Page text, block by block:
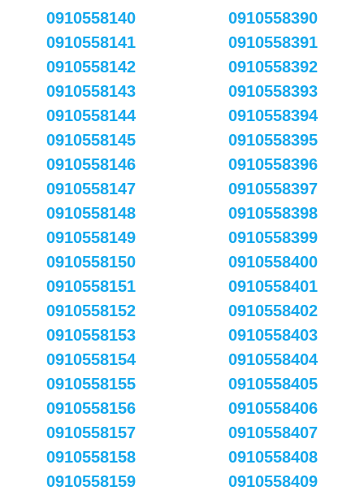
0910558140
0910558141
0910558142
0910558143
0910558144
0910558145
0910558146
0910558147
0910558148
0910558149
0910558150
0910558151
0910558152
0910558153
0910558154
0910558155
0910558156
0910558157
0910558158
0910558159
0910558390
0910558391
0910558392
0910558393
0910558394
0910558395
0910558396
0910558397
0910558398
0910558399
0910558400
0910558401
0910558402
0910558403
0910558404
0910558405
0910558406
0910558407
0910558408
0910558409